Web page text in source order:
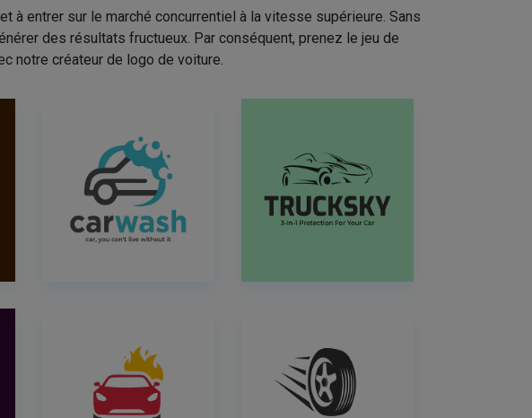
à entrer sur le marché concurrentiel à la vitesse supérieure. Sans
des résultats fructueux. Par conséquent, prenez le jeu de
notre créateur de logo de voiture.